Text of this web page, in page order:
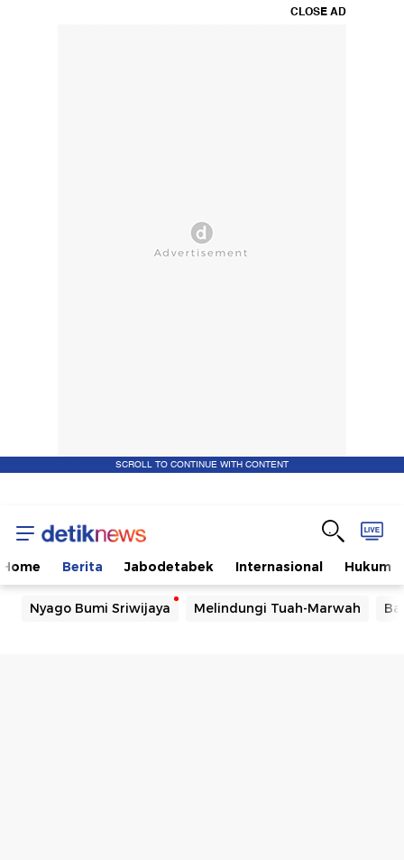
CLOSE AD
SCROLL TO CONTINUE WITH CONTENT
Home Berita Jabodetabek Internasional Hukum
Nyago Bumi Sriwijaya Melindungi Tuah-Marwah